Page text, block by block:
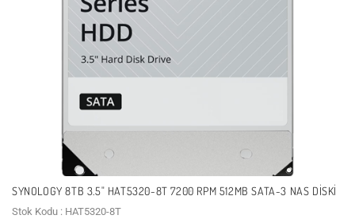
SYNOLOGY 8TB 3.5" HAT5320-8T 7200 RPM 512MB SATA-3 NAS DISKI
Stok Kodu : HAT5320-8T